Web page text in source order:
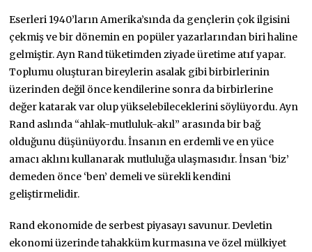
Eserleri 1940’ların Amerika’sında da gençlerin çok ilgisini
çekmiş ve bir dönemin en popüler yazarlarından biri haline
gelmiştir. Ayn Rand tüketimden ziyade üretime atıf yapar.
Toplumu oluşturan bireylerin asalak gibi birbirlerinin
üzerinden değil önce kendilerine sonra da birbirlerine
değer katarak var olup yükselebileceklerini söylüyordu. Ayn
Rand aslında “ahlak-mutluluk-akıl” arasında bir bağ
olduğunu düşünüyordu. İnsanın en erdemli ve en yüce
amacı aklını kullanarak mutluluğa ulaşmasıdır. İnsan ‘biz’
demeden önce ‘ben’ demeli ve sürekli kendini
geliştirmelidir.
Rand ekonomide de serbest piyasayı savunur. Devletin
ekonomi üzerinde tahakküm kurmasına ve özel mülkiyet